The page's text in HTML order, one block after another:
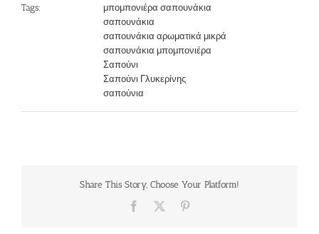
Tags:
μπομπονιέρα σαπουνάκια
σαπουνάκια
σαπουνάκια αρωματικά μικρά
σαπουνάκια μπομπονιέρα
Σαπούνι
Σαπούνι Γλυκερίνης
σαπούνια
Share This Story, Choose Your Platform!
Facebook